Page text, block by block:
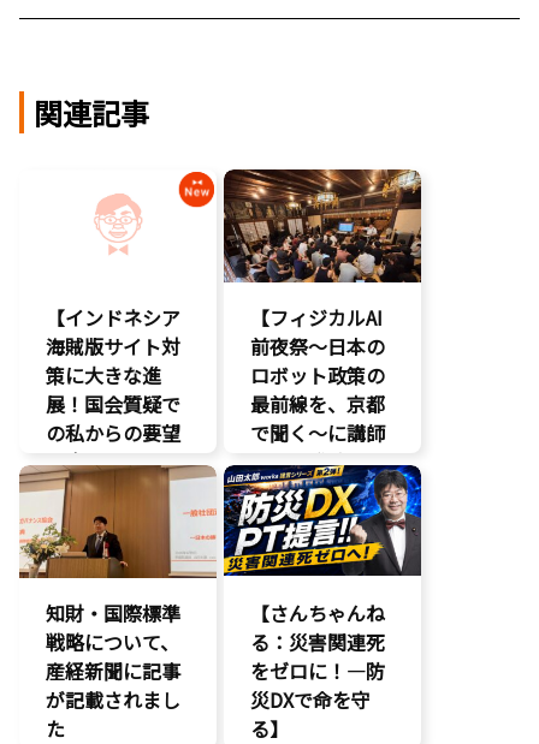
関連記事
【インドネシア
海賊版サイト対
策に大きな進
展！国会質疑で
の私からの要望
に応え、三谷法
務副大臣がイン
ドネシア法務副
大臣に運営……
エンタメ支援
エンタメ産業
促進
デジタル著作
権
【フィジカルAI
前夜祭～日本の
ロボット政策の
最前線を、京都
で聞く～に講師
として登壇。会
場は満員御礼、
絶えない人の出
入りと……
知財・国際標準
戦略について、
産経新聞に記事
が記載されまし
た
【さんちゃんね
る：災害関連死
をゼロに！―防
災DXで命を守
る】